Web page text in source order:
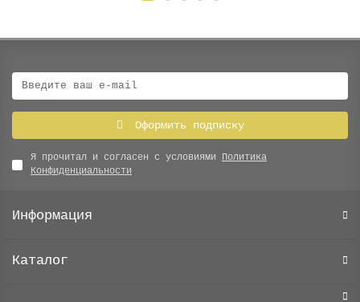
Оформить подписку
Я прочитал и согласен с условиями Политика
Конфиденциальности
Информация
Каталог